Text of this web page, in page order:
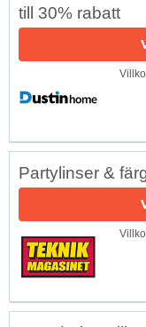
till 30% rabatt
Partylinser &